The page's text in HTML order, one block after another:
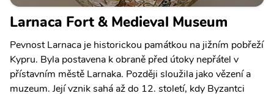
Larnaca Fort & Medieval Museum
Pevnost Larnaca je historickou památkou na jižním pobřeží
Kypru. Byla postavena k obraně před útoky nepřátel v
přístavním městě Larnaka. Později sloužila jako vězení a
muzeum. Její vznik sahá až do 12. století, kdy Byzantci